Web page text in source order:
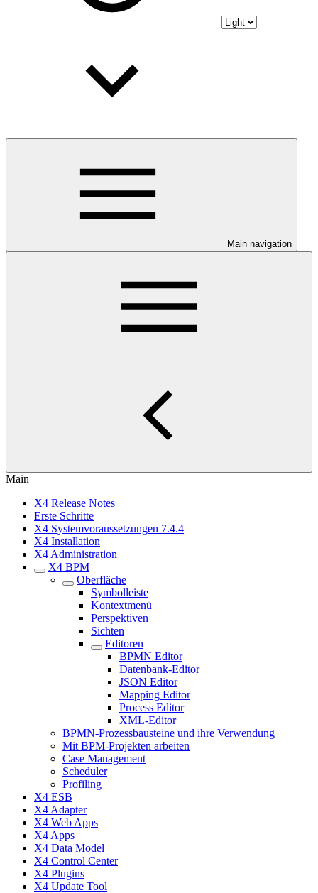
Main navigation
Main
X4 Release Notes
Erste Schritte
X4 Systemvoraussetzungen 7.4.4
X4 Installation
X4 Administration
X4 BPM
Oberfläche
Symbolleiste
Kontextmenü
Perspektiven
Sichten
Editoren
BPMN Editor
Datenbank-Editor
JSON Editor
Mapping Editor
Process Editor
XML-Editor
BPMN-Prozessbausteine und ihre Verwendung
Mit BPM-Projekten arbeiten
Case Management
Scheduler
Profiling
X4 ESB
X4 Adapter
X4 Web Apps
X4 Apps
X4 Data Model
X4 Control Center
X4 Plugins
X4 Update Tool